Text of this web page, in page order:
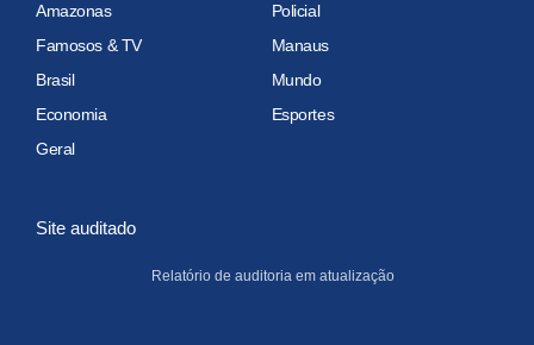
Amazonas
Policial
Famosos & TV
Manaus
Brasil
Mundo
Economia
Esportes
Geral
Site auditado
Relatório de auditoria em atualização